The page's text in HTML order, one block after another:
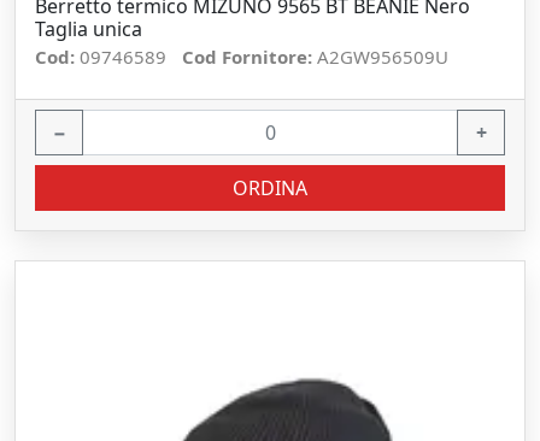
Berretto termico MIZUNO 9565 BT BEANIE Nero
Taglia unica
Cod: 09746589 Cod Fornitore: A2GW956509U
− +
ORDINA